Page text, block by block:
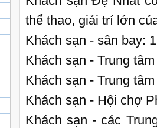
thể thao, giải trí lớn
Khách sạn - sân bay:
Khách sạn - Trung
Khách sạn - Trung
Khách sạn - Hội chợ
Khách sạn - các